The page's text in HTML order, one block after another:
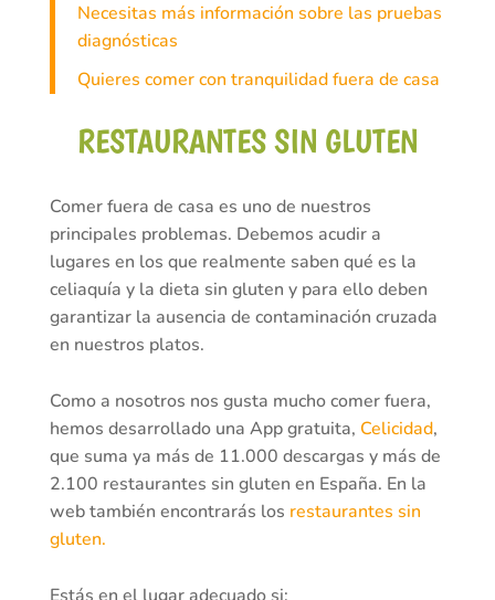
Necesitas más información sobre las pruebas
diagnósticas
Quieres comer con tranquilidad fuera de casa
RESTAURANTES SIN GLUTEN
Comer fuera de casa es uno de nuestros
principales problemas. Debemos acudir a
lugares en los que realmente saben qué es la
celiaquía y la dieta sin gluten y para ello deben
garantizar la ausencia de contaminación cruzada
en nuestros platos.
Como a nosotros nos gusta mucho comer fuera,
hemos desarrollado una App gratuita, Celicidad,
que suma ya más de 11.000 descargas y más de
2.100 restaurantes sin gluten en España. En la
web también encontrarás los restaurantes sin
gluten.